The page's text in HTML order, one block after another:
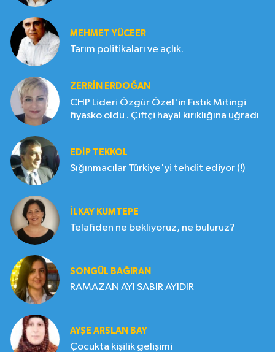
MEHMET YÜCEER
Tarım politikaları ve açlık.
ZERRIN ERDOĞAN
CHP Lideri Özgür Özel'in Fıstık Mitingi
fiyasko oldu . Çiftçi hayal kırıklığına uğradı
EDIP TEKKOL
Sığınmacılar Türkiye'yi tehdit ediyor (!)
İLKAY KUMTEPE
Telafiden ne bekliyoruz, ne buluruz?
SONGÜL BAĞIRAN
RAMAZAN AYI SABIR AYIDIR
AYŞE ARSLAN BAY
Çocukta kişilik gelişimi